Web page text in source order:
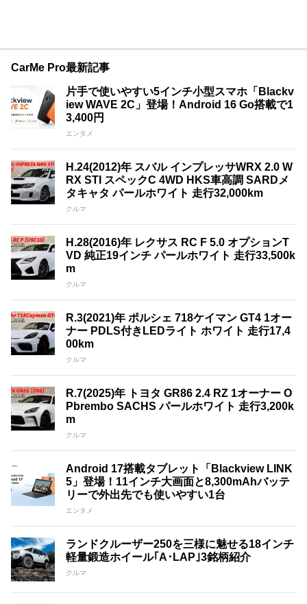
CarMe Pro最新記事
片手で使いやすい5インチ小型スマホ「Blackv
iew WAVE 2C」登場！Android 16 Go搭載で1
3,400円
エンタメ
H.24(2012)年 スバル インプレッサWRX 2.0 W
RX STI スペックC 4WD HKS車高調 SARDメ
タキャタ パールホワイト 走行32,000km
クルマ
H.28(2016)年 レクサス RC F 5.0 オプションT
VD 純正19インチ パールホワイト 走行33,500k
m
クルマ
R.3(2021)年 ポルシェ 718ケイマン GT4 1オー
ナー PDLS付きLEDライト ホワイト 走行17,4
00km
クルマ
R.7(2025)年 トヨタ GR86 2.4 RZ 1オーナー O
Pbrembo SACHS パールホワイト 走行3,200k
m
クルマ
Android 17搭載タブレット「Blackview LINK
5」登場！11インチ大画面と8,300mAhバッテ
リーで外出先でも使いやすい1台
エンタメ
ランドクルーザー250を三様に魅せる18インチ
軽量鍛造ホイール｢A･LAP｣3銘柄紹介
クルマ